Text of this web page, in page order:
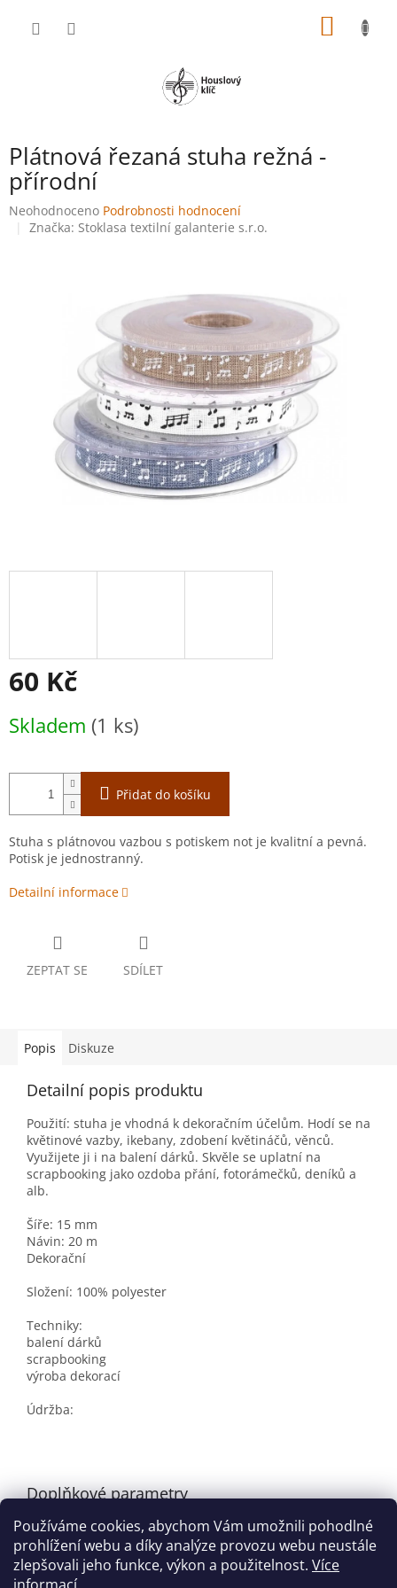
Používáme cookies, abychom Vám umožnili pohodlné
prohlížení webu a díky analýze provozu webu neustále
zlepšovali jeho funkce, výkon a použitelnost. Více
Plátnová řezaná stuha režná -
přírodní
Průměrné
hodnocení
Neohodnoceno Podrobnosti hodnocení
Značka: Stoklasa textilní galanterie s.r.o.
60 Kč
cena:
Skladem (1 ks)
Přidat do košíku
Stuha s plátnovou vazbou s potiskem not je kvalitní a pevná.
Potisk je jednostranný.
Detailní informace
ZEPTAT SE SDÍLET
Popis Diskuze
Detailní popis produktu
Použití: stuha je vhodná k dekoračním účelům. Hodí se na
květinové vazby, ikebany, zdobení květináčů, věnců.
Využijete ji i na balení dárků. Skvěle se uplatní na
scrapbooking jako ozdoba přání, fotorámečků, deníků a
alb.
Šíře: 15 mm
Návin: 20 m
Dekorační
Složení: 100% polyester
Techniky:
balení dárků
scrapbooking
výroba dekorací
Údržba:
Doplňkové parametry
Kategorie: Kreativní dílna a zdobení
EAN: 8591149963773